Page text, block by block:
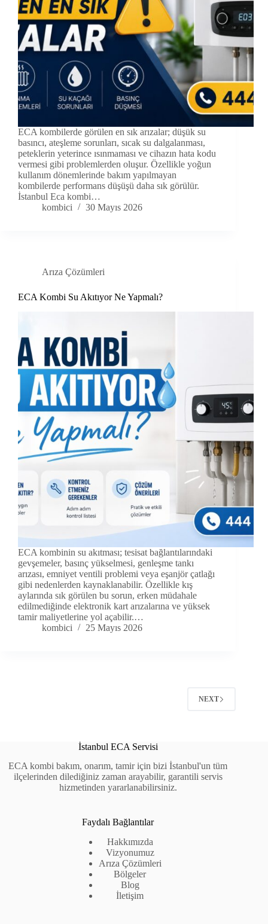
ECA kombilerde görülen en sık arızalar; düşük su
basıncı, ateşleme sorunları, sıcak su dalgalanması,
peteklerin yeterince ısınmaması ve cihazın hata kodu
vermesi gibi problemlerden oluşur. Özellikle yoğun
kullanım dönemlerinde bakım yapılmayan
kombilerde performans düşüşü daha sık görülür.
İstanbul Eca kombi…
kombici
30 Mayıs 2026
Arıza Çözümleri
ECA Kombi Su Akıtıyor Ne Yapmalı?
ECA kombinin su akıtması; tesisat bağlantılarındaki
gevşemeler, basınç yükselmesi, genleşme tankı
arızası, emniyet ventili problemi veya eşanjör çatlağı
gibi nedenlerden kaynaklanabilir. Özellikle kış
aylarında sık görülen bu sorun, erken müdahale
edilmediğinde elektronik kart arızalarına ve yüksek
tamir maliyetlerine yol açabilir.…
kombici
25 Mayıs 2026
NEXT
İstanbul ECA Servisi
ECA kombi bakım, onarım, tamir için bizi İstanbul'un tüm
ilçelerinden dilediğiniz zaman arayabilir, garantili servis
hizmetinden yararlanabilirsiniz.
Faydalı Bağlantılar
Hakkımızda
Vizyonumuz
Arıza Çözümleri
Bölgeler
Blog
İletişim